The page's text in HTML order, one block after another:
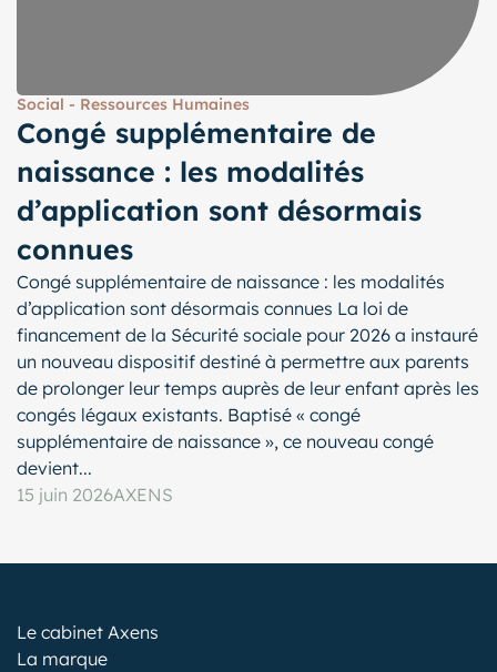
Social - Ressources Humaines
Congé supplémentaire de
naissance : les modalités
d’application sont désormais
connues
Congé supplémentaire de naissance : les modalités
d’application sont désormais connues La loi de
financement de la Sécurité sociale pour 2026 a instauré
un nouveau dispositif destiné à permettre aux parents
de prolonger leur temps auprès de leur enfant après les
congés légaux existants. Baptisé « congé
supplémentaire de naissance », ce nouveau congé
devient...
15 juin 2026AXENS
Le cabinet Axens
La marque